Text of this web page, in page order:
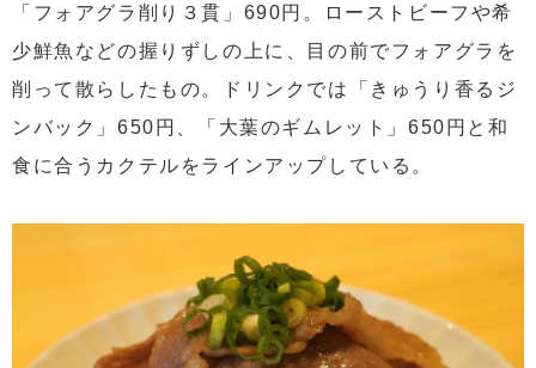
「フォアグラ削り３貫」690円。ローストビーフや希
少鮮魚などの握りずしの上に、目の前でフォアグラを
削って散らしたもの。ドリンクでは「きゅうり香るジ
ンバック」650円、「大葉のギムレット」650円と和
食に合うカクテルをラインアップしている。